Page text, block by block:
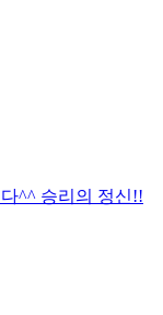
^^ 승리의 정신!!